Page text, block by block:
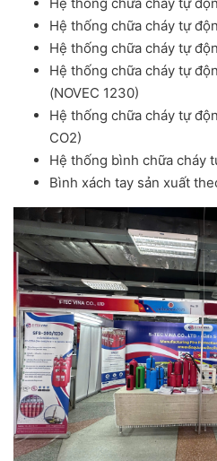
Hệ thống chữa cháy tự
Hệ thống chữa cháy tự
Hệ thống chữa cháy tự
(NOVEC 1230)
Hệ thống chữa cháy tự
CO2)
Hệ thống bình chữa cháy
Bình xách tay sản xuất